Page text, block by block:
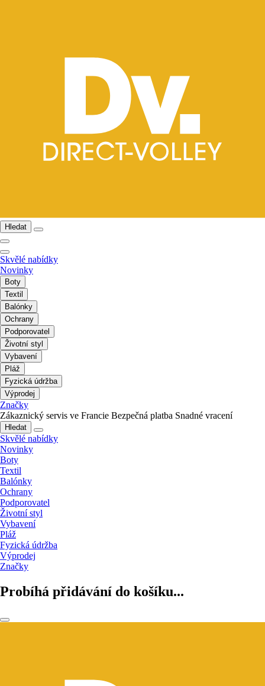
Hledat
Skvělé nabídky
Novinky
Boty
Textil
Balónky
Ochrany
Podporovatel
Životní styl
Vybavení
Pláž
Fyzická údržba
Výprodej
Značky
Zákaznický servis ve Francie Bezpečná platba Snadné vracení
Hledat
Skvělé nabídky
Novinky
Boty
Textil
Balónky
Ochrany
Podporovatel
Životní styl
Vybavení
Pláž
Fyzická údržba
Výprodej
Značky
Probíhá přidávání do košíku...